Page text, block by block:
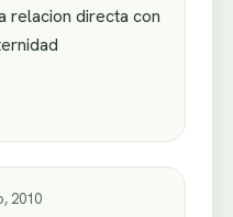
relacion directa con
2010